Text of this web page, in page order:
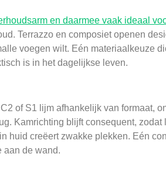
en daarmee vaak ideaal
Terrazzo en composiet openen
voegen wilt. Eén materiaalkeuze
is in het dagelijkse leven.
of S1 lijm afhankelijk van formaat,
Kamrichting blijft consequent,
huid creëert zwakke plekken. Eén
aan de wand.